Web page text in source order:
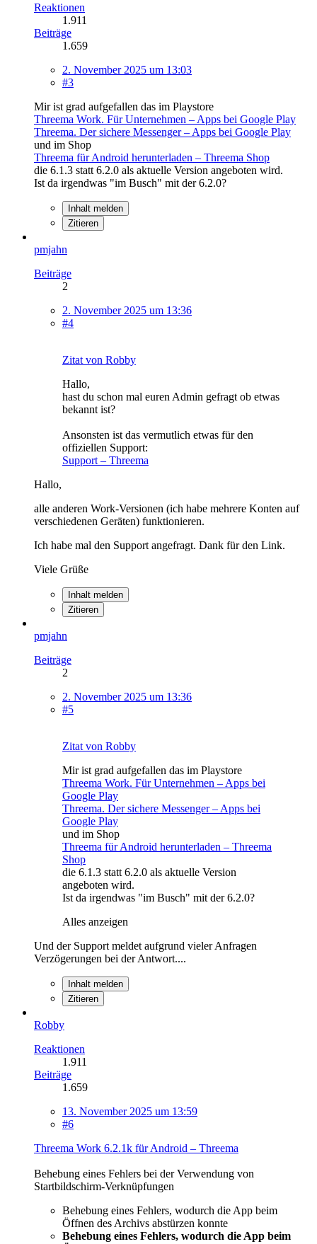
Reaktionen
1.911
Beiträge
1.659
2. November 2025 um 13:03
#3
Mir ist grad aufgefallen das im Playstore
Threema Work. Für Unternehmen – Apps bei Google Play
Threema. Der sichere Messenger – Apps bei Google Play
und im Shop
Threema für Android herunterladen – Threema Shop
die 6.1.3 statt 6.2.0 als aktuelle Version angeboten wird.
Ist da irgendwas "im Busch" mit der 6.2.0?
Inhalt melden
Zitieren
pmjahn
Beiträge
2
2. November 2025 um 13:36
#4
Zitat von Robby
Hallo,
hast du schon mal euren Admin gefragt ob etwas
bekannt ist?
Ansonsten ist das vermutlich etwas für den
offiziellen Support:
Support – Threema
Hallo,
alle anderen Work-Versionen (ich habe mehrere Konten auf
verschiedenen Geräten) funktionieren.
Ich habe mal den Support angefragt. Dank für den Link.
Viele Grüße
Inhalt melden
Zitieren
pmjahn
Beiträge
2
2. November 2025 um 13:36
#5
Zitat von Robby
Mir ist grad aufgefallen das im Playstore
Threema Work. Für Unternehmen – Apps bei
Google Play
Threema. Der sichere Messenger – Apps bei
Google Play
und im Shop
Threema für Android herunterladen – Threema
Shop
die 6.1.3 statt 6.2.0 als aktuelle Version
angeboten wird.
Ist da irgendwas "im Busch" mit der 6.2.0?
Alles anzeigen
Und der Support meldet aufgrund vieler Anfragen
Verzögerungen bei der Antwort....
Inhalt melden
Zitieren
Robby
Reaktionen
1.911
Beiträge
1.659
13. November 2025 um 13:59
#6
Threema Work 6.2.1k für Android – Threema
Behebung eines Fehlers bei der Verwendung von
Startbildschirm-Verknüpfungen
Behebung eines Fehlers, wodurch die App beim
Öffnen des Archivs abstürzen konnte
Behebung eines Fehlers, wodurch die App beim